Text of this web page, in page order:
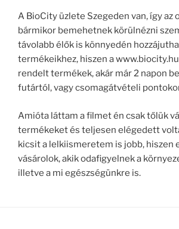
A BioCity üzlete Szegeden van, így az
bármikor bemehetnek körülnézni
távolabb élők is könnyedén
termékeikhez, hiszen a
rendelt termékek, akár már 2 napon
futártól, vagy csomagátvételi
Amióta láttam a filmet én csak tőlük
termékeket és teljesen elégedett
kicsit a lelkiismeretem is jobb, hiszen
vásárolok, akik odafigyelnek a
illetve a mi egészségünkre is.